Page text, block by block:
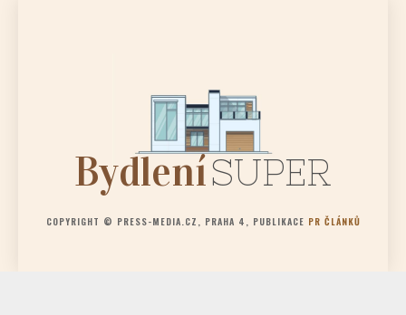
BydleníSUPER
COPYRIGHT © PRESS-MEDIA.CZ, PRAHA 4, PUBLIKACE PR ČLÁNKŮ